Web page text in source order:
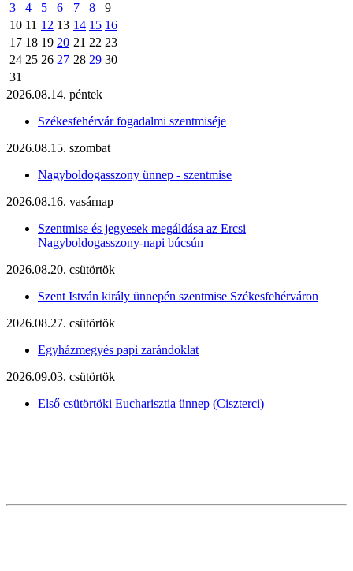
3
4 5 6 7 8
9
10 11 12 13 14 15 16
17 18 19 20 21 22 23
24 25 26 27 28 29 30
31
2026.08.14. péntek
Székesfehérvár fogadalmi szentmiséje
2026.08.15. szombat
Nagyboldogasszony ünnep - szentmise
2026.08.16. vasárnap
Szentmise és jegyesek megáldása az Ercsi
Nagyboldogasszony-napi búcsún
2026.08.20. csütörtök
Szent István király ünnepén szentmise Székesfehérváron
2026.08.27. csütörtök
Egyházmegyés papi zarándoklat
2026.09.03. csütörtök
Első csütörtöki Eucharisztia ünnep (Ciszterci)